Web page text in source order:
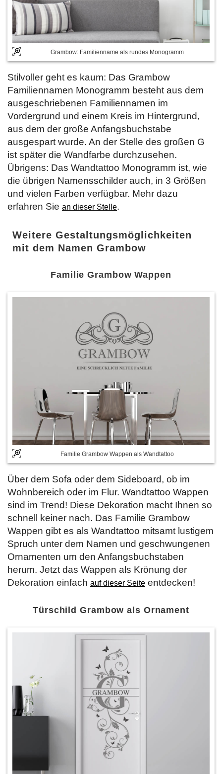
Grambow: Familienname als rundes Monogramm
Stilvoller geht es kaum: Das Grambow
Familiennamen Monogramm besteht aus dem
ausgeschriebenen Familiennamen im
Vordergrund und einem Kreis im Hintergrund,
aus dem der große Anfangsbuchstabe
ausgespart wurde. An der Stelle des großen G
ist später die Wandfarbe durchzusehen.
Übrigens: Das Wandtattoo Monogramm ist, wie
die übrigen Namensschilder auch, in 3 Größen
und vielen Farben verfügbar. Mehr dazu
erfahren Sie an dieser Stelle.
Weitere Gestaltungsmöglichkeiten
mit dem Namen Grambow
Familie Grambow Wappen
Familie Grambow Wappen als Wandtattoo
Über dem Sofa oder dem Sideboard, ob im
Wohnbereich oder im Flur. Wandtattoo Wappen
sind im Trend! Diese Dekoration macht Ihnen so
schnell keiner nach. Das Familie Grambow
Wappen gibt es als Wandtattoo mitsamt lustigem
Spruch unter dem Namen und geschwungenen
Ornamenten um den Anfangsbuchstaben
herum. Jetzt das Wappen als Krönung der
Dekoration einfach auf dieser Seite entdecken!
Türschild Grambow als Ornament